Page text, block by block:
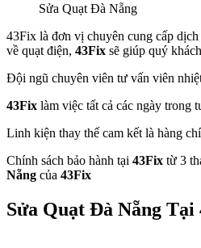
Sửa Quạt Đà Nẵng
43Fix là đơn vị chuyên cung cấp dịch
về quạt điện, 43Fix sẽ giúp quý
Đội ngũ chuyên viên tư vấn viên
43Fix làm việc tất cả các ngày trong
Linh kiện thay thế cam kết là hàng
Chính sách bảo hành tại 43Fix từ 3
Nẵng của 43Fix
Sửa Quạt Đà Nẵng